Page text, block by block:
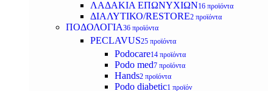
ΛΑΔΑΚΙΑ ΕΠΩΝΥΧΙΩΝ16 προϊόντα
ΔΙΑΛΥΤΙΚΟ/RESTORE2 προϊόντα
ΠΟΔΟΛΟΓΙΑ36 προϊόντα
PECLAVUS25 προϊόντα
Podocare14 προϊόντα
Podo med7 προϊόντα
Hands2 προϊόντα
Podo diabetic1 προϊόν